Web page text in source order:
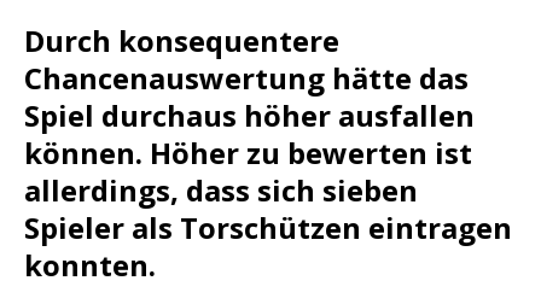
Durch konsequentere
Chancenauswertung hätte das
Spiel durchaus höher ausfallen
können. Höher zu bewerten ist
allerdings, dass sich sieben
Spieler als Torschützen eintragen
konnten.